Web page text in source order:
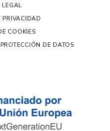
LEGAL
PRIVACIDAD
COOKIES
DE DATOS